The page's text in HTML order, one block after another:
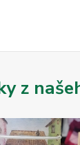
z